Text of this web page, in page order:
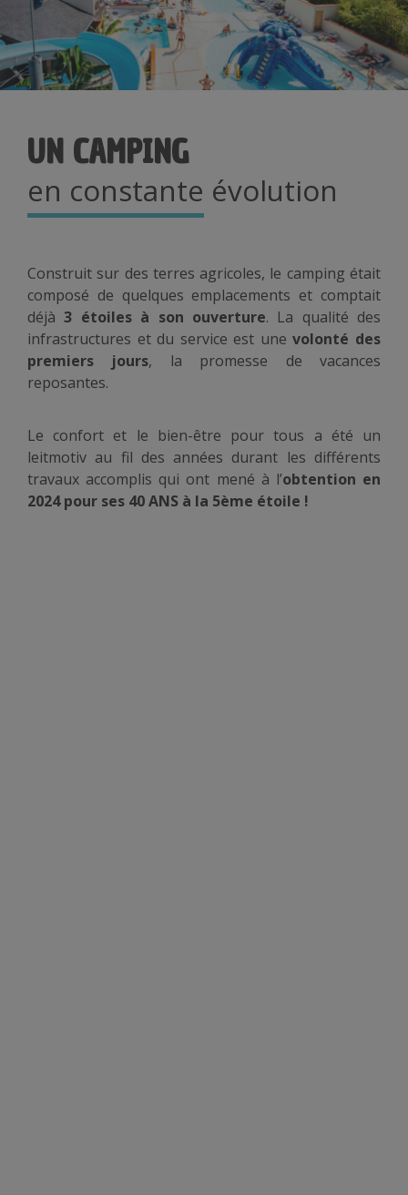
UN CAMPING
en constante évolution
Construit sur des terres agricoles, le camping était
composé de quelques emplacements et comptait
déjà3 étoiles à son ouverture. La qualité des
infrastructures et du service est unevolonté des
premiers jours, la promesse de vacances
reposantes.
Le confort et le bien-être pour tous a été un
leitmotiv au fil des années durant les différents
travaux accomplis qui ont mené à l’obtention en
2024 pour ses 40 ANS à la 5ème étoile !